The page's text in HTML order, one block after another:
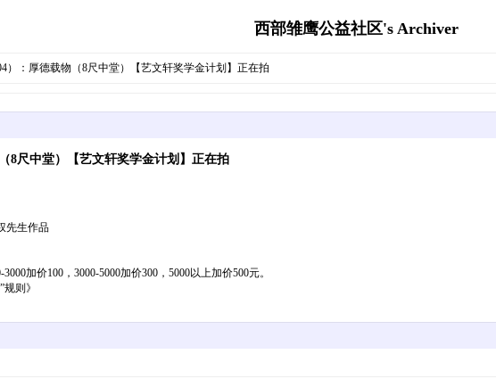
西部雏鹰公益社区's Archiver
）：厚德载物（8尺中堂）【艺文轩奖学金计划】正在拍
8尺中堂）【艺文轩奖学金计划】正在拍
先生作品
加价100，3000-5000加价300，5000以上加价500元。
则》